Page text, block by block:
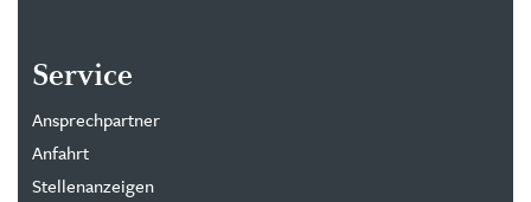
Service
Ansprechpartner
Anfahrt
Stellenanzeigen